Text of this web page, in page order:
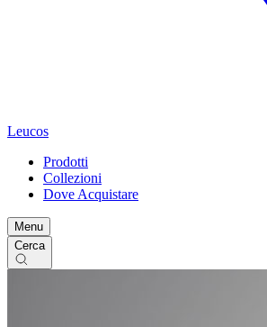
Leucos
Prodotti
Collezioni
Dove Acquistare
Menu
Cerca